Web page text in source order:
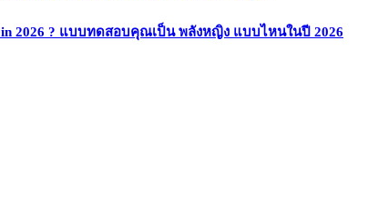
in 2026 ? แบบทดสอบคุณเป็น พลังหญิง แบบไหนในปี 2026